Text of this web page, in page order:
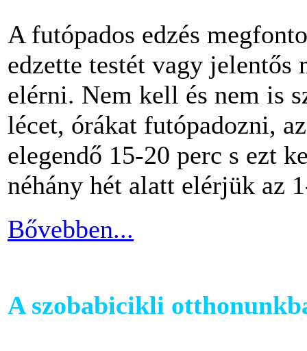
A futópados edzés
edzette testét vagy jelentős
elérni. Nem kell és nem is
lécet, órákat futópadozni,
elegendő 15-20 perc s ezt
néhány hét alatt elérjük az
Bővebben...
A szobabicikli